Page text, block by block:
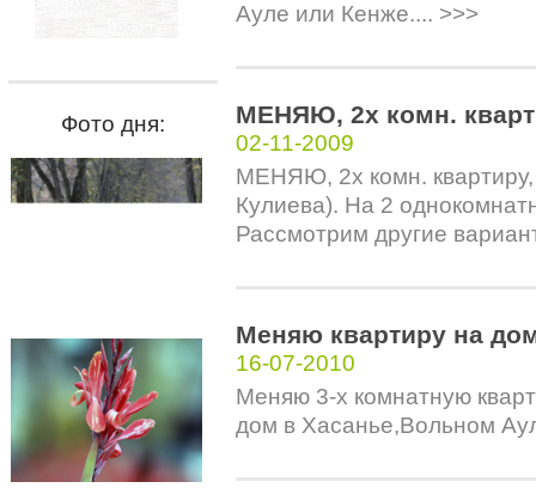
Фото дня:
Ауле или Кенже.... >>>
МЕНЯЮ, 2х комн.
02-11-2009
МЕНЯЮ, 2х комн. квартиру,
Кулиева). На 2
Рассмотрим другие
Меняю квартиру на
16-07-2010
Меняю 3-х комнатную
дом в Хасанье,Вольном